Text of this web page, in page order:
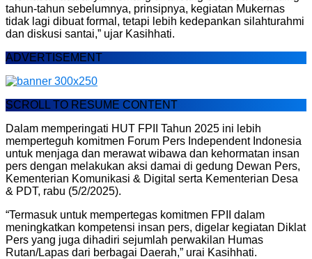
tahun-tahun sebelumnya, prinsipnya, kegiatan Mukernas
tidak lagi dibuat formal, tetapi lebih kedepankan silahturahmi
dan diskusi santai,” ujar Kasihhati.
ADVERTISEMENT
SCROLL TO RESUME CONTENT
Dalam memperingati HUT FPII Tahun 2025 ini lebih
memperteguh komitmen Forum Pers Independent Indonesia
untuk menjaga dan merawat wibawa dan kehormatan insan
pers dengan melakukan aksi damai di gedung Dewan Pers,
Kementerian Komunikasi & Digital serta Kementerian Desa
& PDT, rabu (5/2/2025).
“Termasuk untuk mempertegas komitmen FPII dalam
meningkatkan kompetensi insan pers, digelar kegiatan Diklat
Pers yang juga dihadiri sejumlah perwakilan Humas
Rutan/Lapas dari berbagai Daerah,” urai Kasihhati.